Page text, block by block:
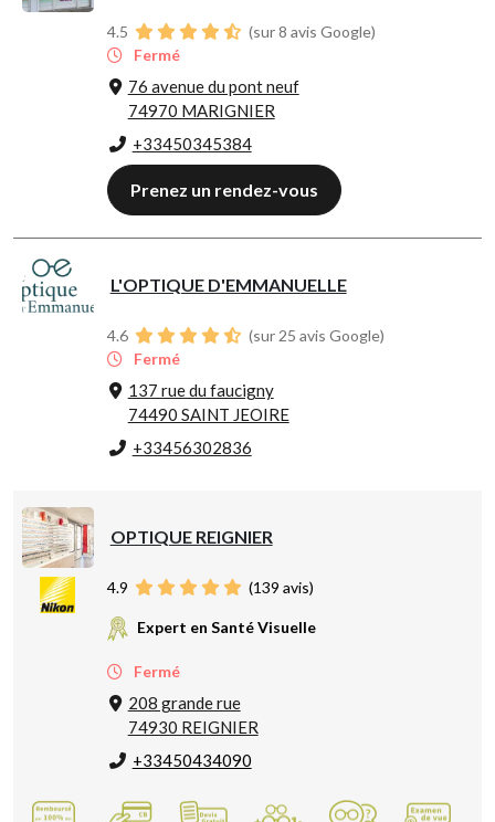
4.5
(sur 8 avis Google)
Fermé
76 avenue du pont neuf
74970 MARIGNIER
+33450345384
Prenez un rendez-vous
L'OPTIQUE D'EMMANUELLE
4.6
(sur 25 avis Google)
Fermé
137 rue du faucigny
74490 SAINT JEOIRE
+33456302836
OPTIQUE REIGNIER
4.9 (139 avis)
Expert en Santé Visuelle
Fermé
208 grande rue
74930 REIGNIER
+33450434090